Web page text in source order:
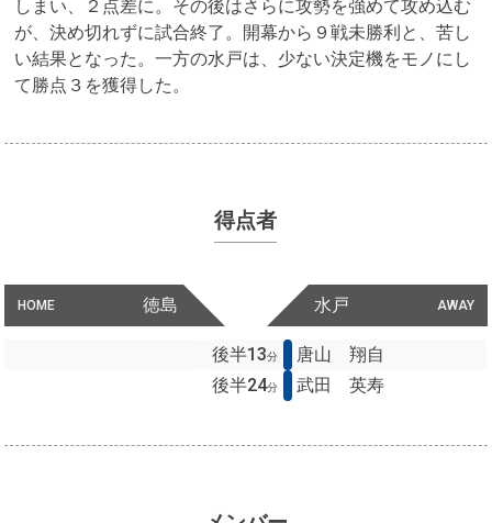
しまい、２点差に。その後はさらに攻勢を強めて攻め込む
が、決め切れずに試合終了。開幕から９戦未勝利と、苦し
い結果となった。一方の水戸は、少ない決定機をモノにし
て勝点３を獲得した。
得点者
HOME 徳島 AWAY
水戸
後半13分
唐山 翔自
後半24分 武田 英寿